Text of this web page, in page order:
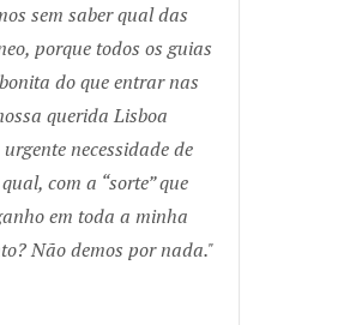
sem saber qual das
porque todos os guias
do que entrar nas
querida Lisboa
necessidade de
com a “sorte” que
em toda a minha
Não demos por nada.